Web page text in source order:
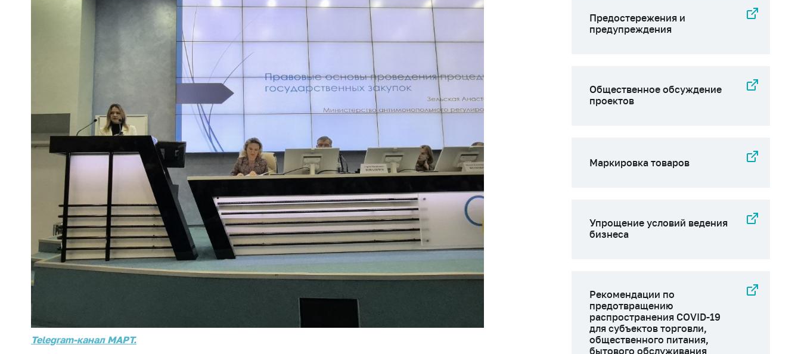
5 лет МАРТ
Антимонопольное
регулирование и
конкуренция
Торговля и услуги
Регулирование и
контроль закупок
Защита прав
потребителей
Регулирование
рекламной
деятельности
Международное
регулирования
Важное на сайте
Сообщить о росте
цен
Ценообразование
на лекарственные
средства, изделия
медицинского
назначения и
медицинскую
технику
Решение Комиссии
факта нарушения
(отсутствия)
нарушения
антимонопольного
законодательства
Предостережения
и предупреждения
Общественное
обсуждение
Telegram-канал МАРТ.
Предостережения и
предупреждения
Общественное обсуждение
проектов
Маркировка товаров
Упрощение условий ведения
бизнеса
Рекомендации по
предотвращению
распространения COVID-19
для субъектов торговли,
общественного питания,
бытового обслуживания